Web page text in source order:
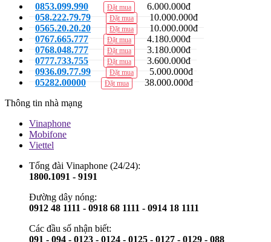
0853.099.990 Đặt mua
6.000.000đ
058.222.79.79
Đặt mua
10.000.000đ
0565.20.20.20
Đặt mua
10.000.000đ
0767.665.777
Đặt mua
4.180.000đ
0768.048.777
Đặt mua
3.180.000đ
0777.733.755
Đặt mua
3.600.000đ
0936.09.77.99
Đặt mua
5.000.000đ
05282.00000
Đặt mua
38.000.000đ
Thông tin nhà mạng
Vinaphone
Mobifone
Viettel
Tổng đài Vinaphone (24/24):
1800.1091 - 9191
Đường dây nóng:
0912 48 1111 - 0918 68 1111 - 0914 18 1111
Các đầu số nhận biết:
091 - 094 - 0123 - 0124 - 0125 - 0127 - 0129 - 088